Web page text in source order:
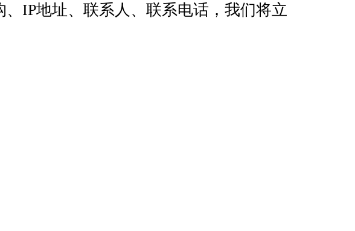
、IP地址、联系人、联系电话，我们将立